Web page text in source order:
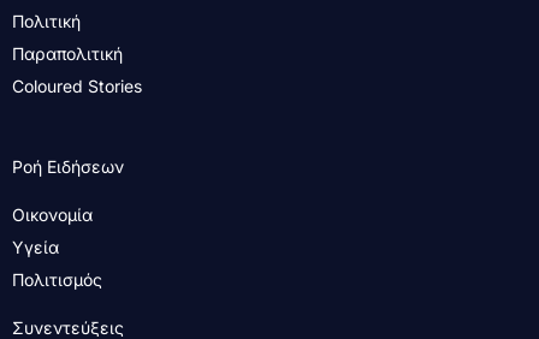
Πολιτική
Παραπολιτική
Coloured Stories
Ροή Ειδήσεων
Οικονομία
Υγεία
Πολιτισμός
Συνεντεύξεις